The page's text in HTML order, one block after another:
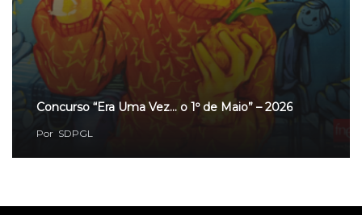
Concurso “Era Uma Vez… o 1º de Maio” – 2026
Por SDPGL